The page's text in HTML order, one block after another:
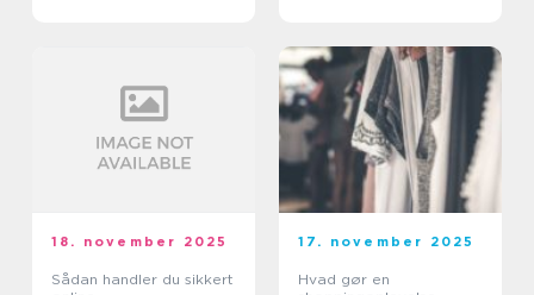
18. november 2025
Sådan handler du sikkert
17. november 2025
Hvad gør en